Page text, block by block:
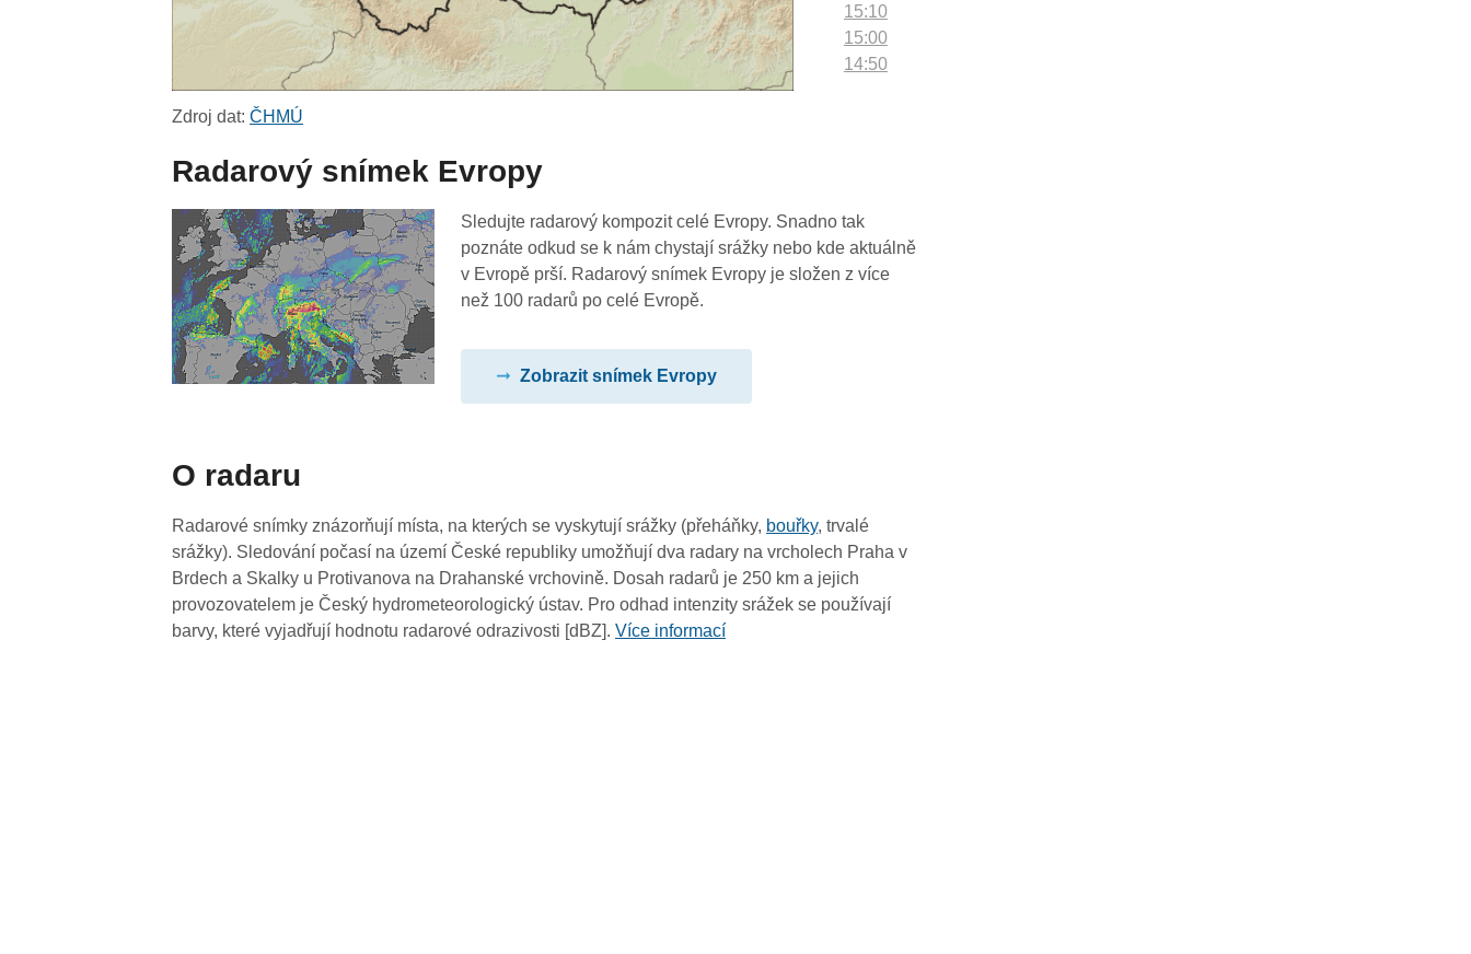
15:10
15:00
14:50
13:50
13:40
13:30
11:50
11:40
11:30
11:20
Zdroj dat:ČHMÚ
Radarový snímek Evropy
Sledujte radarový kompozit celé Evropy. Snadno tak
poznáte odkud se k nám chystají srážky nebo kde aktuálně
v Evropě prší. Radarový snímek Evropy je složen z více
než 100 radarů po celé Evropě.
Zobrazit snímek Evropy
O radaru
Radarové snímky znázorňují místa, na kterých se vyskytují srážky (přeháňky, bouřky, trvalé
srážky). Sledování počasí na území České republiky umožňují dva radary na vrcholech Praha v
Brdech a Skalky u Protivanova na Drahanské vrchovině. Dosah radarů je 250 km a jejich
provozovatelem je Český hydrometeorologický ústav. Pro odhad intenzity srážek se používají
barvy, které vyjadřují hodnotu radarové odrazivosti [dBZ].Více informací